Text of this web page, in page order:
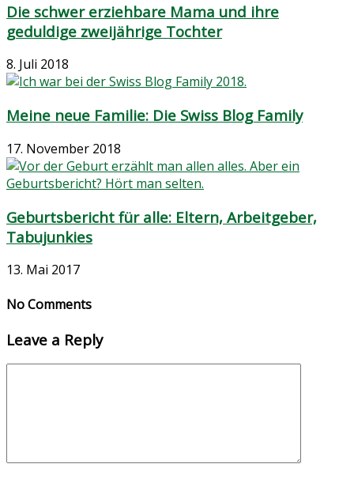
Die schwer erziehbare Mama und ihre
geduldige zweijährige Tochter
8. Juli 2018
Meine neue Familie: Die Swiss Blog Family
17. November 2018
Geburtsbericht für alle: Eltern, Arbeitgeber,
Tabujunkies
13. Mai 2017
No Comments
Leave a Reply